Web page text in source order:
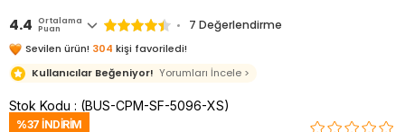
4.4 Ortalama
Puan 7 Değerlendirme
Sevilen ürün! 304 kişi favoriledi!
Kullanıcılar Beğeniyor! Yorumları İncele >
Stok Kodu (BUS-CPM-SF-5096-XS)
%37 İNDIRIM